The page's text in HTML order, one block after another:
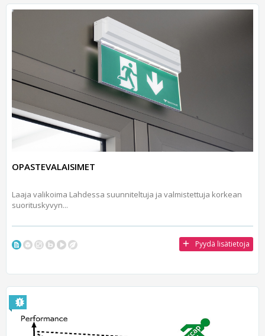
OPASTEVALAISIMET
Laaja valikoima Lahdessa suunniteltuja ja valmistettuja korkean
suorituskyvyn...
Pyydä lisätietoja